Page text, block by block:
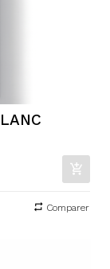
Comparer